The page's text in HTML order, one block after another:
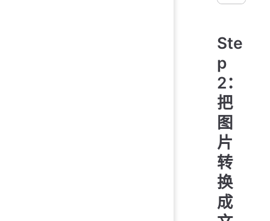
Ste
p
2：
把
图
片
转
换
成